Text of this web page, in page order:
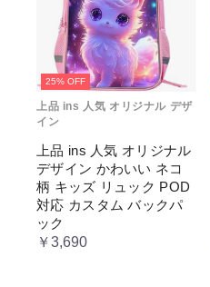
25% OFF
上品 ins 人気 オリジナル デザ
イン
上品 ins 人気 オリジナル
デザイン かわいい ネコ
柄 キッズ リュック POD
対応 カスタム バックパ
ック
￥3,690